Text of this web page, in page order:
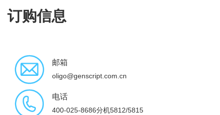
订购信息
邮箱
oligo@genscript.com.cn
电话
400-025-8686分机5812/5815